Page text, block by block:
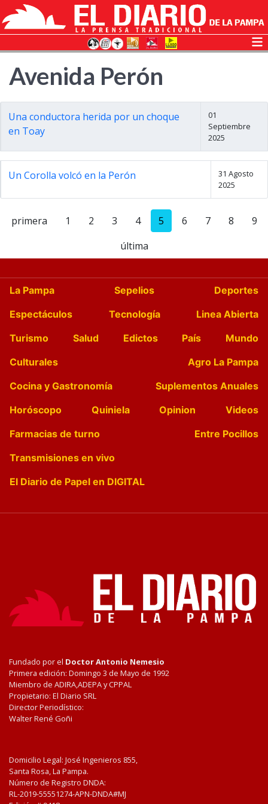
Avenida Perón
Una conductora herida por un choque
en Toay
01
Septiembre
2025
Un Corolla volcó en la Perón
31 Agosto
2025
primera 1 2 3 4 5 6 7 8
9
última
La Pampa Sepelios
Deportes
Espectáculos
Tecnología
Linea Abierta
Turismo
Salud Edictos País
Mundo
Culturales
Agro La Pampa
Cocina y Gastronomía
Suplementos Anuales
Horóscopo
Quiniela Opinion
Videos
Farmacias de turno
Entre Pocillos
Transmisiones en vivo
El Diario de Papel en DIGITAL
Fundado por el Doctor Antonio Nemesio
Primera edición: Domingo 3 de Mayo de 1992
Miembro de ADIRA,ADEPA y CPPAL
Propietario: El Diario SRL
Director Periodístico:
Walter René Goñi
Domicilio Legal: José Ingenieros 855,
Santa Rosa, La Pampa.
Número de Registro DNDA:
RL-2019-55551274-APN-DNDA#MJ